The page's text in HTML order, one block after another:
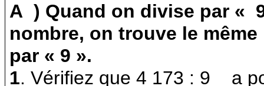
A ) Quand on divise par «
nombre, on trouve le
par « 9 ».
1. Vérifiez que 4 173 : 9
a